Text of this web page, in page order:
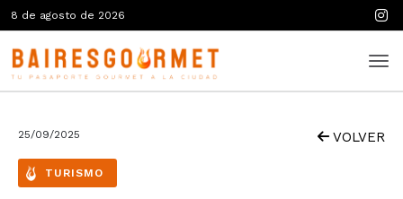
8 de agosto de 2026
25/09/2025 VOLVER
TURISMO